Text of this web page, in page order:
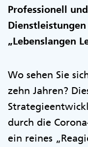
Professionell
„Lebenslangen
Wo sehen Sie
zehn Jahren?
durch die
ein reines